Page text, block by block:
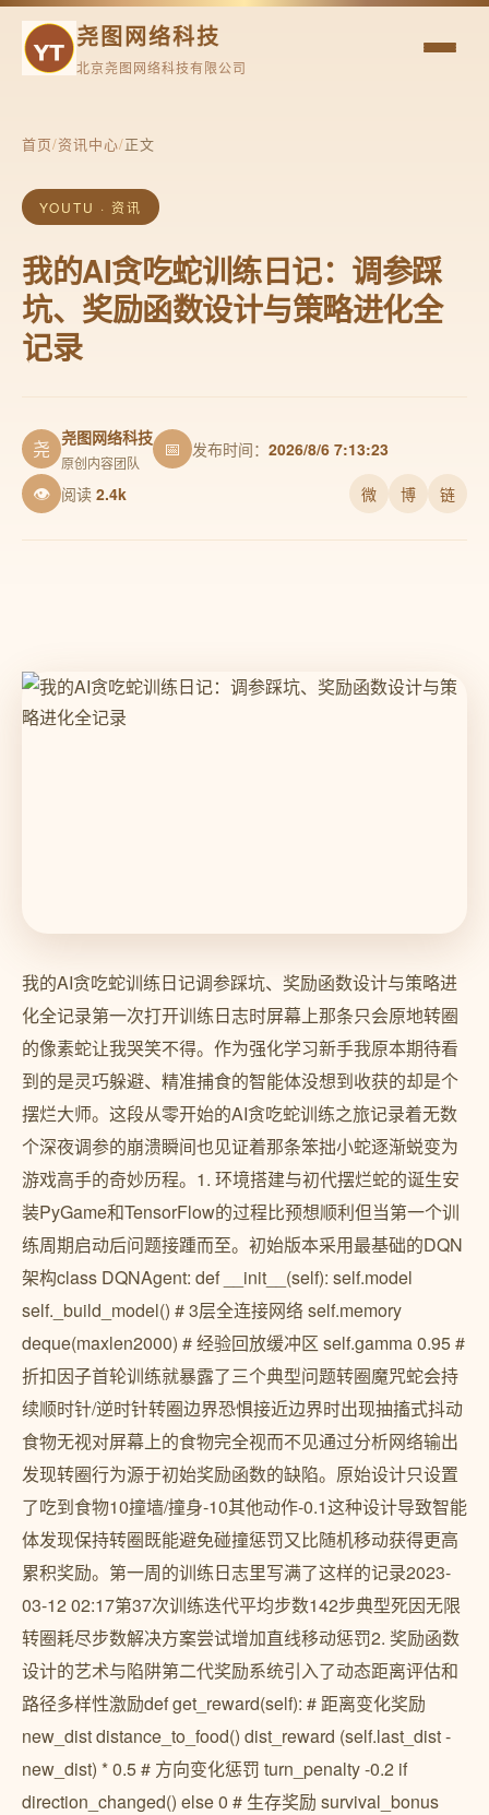
尧图网络科技
北京尧图网络科技有限公司
首页/资讯中心/正文
YOUTU · 资讯
我的AI贪吃蛇训练日记：调参踩
坑、奖励函数设计与策略进化全
记录
尧 尧图网络科技
原创内容团队
📅 发布时间： 2026/8/6 7:13:23
👁 阅读 2.4k 微 博 链
我的AI贪吃蛇训练日记调参踩坑、奖励函数设计与策略进
化全记录第一次打开训练日志时屏幕上那条只会原地转圈
的像素蛇让我哭笑不得。作为强化学习新手我原本期待看
到的是灵巧躲避、精准捕食的智能体没想到收获的却是个
摆烂大师。这段从零开始的AI贪吃蛇训练之旅记录着无数
个深夜调参的崩溃瞬间也见证着那条笨拙小蛇逐渐蜕变为
游戏高手的奇妙历程。1. 环境搭建与初代摆烂蛇的诞生安
装PyGame和TensorFlow的过程比预想顺利但当第一个训
练周期启动后问题接踵而至。初始版本采用最基础的DQN
架构class DQNAgent: def __init__(self): self.model
self._build_model() # 3层全连接网络 self.memory
deque(maxlen2000) # 经验回放缓冲区 self.gamma 0.95 #
折扣因子首轮训练就暴露了三个典型问题转圈魔咒蛇会持
续顺时针/逆时针转圈边界恐惧接近边界时出现抽搐式抖动
食物无视对屏幕上的食物完全视而不见通过分析网络输出
发现转圈行为源于初始奖励函数的缺陷。原始设计只设置
了吃到食物10撞墙/撞身-10其他动作-0.1这种设计导致智能
体发现保持转圈既能避免碰撞惩罚又比随机移动获得更高
累积奖励。第一周的训练日志里写满了这样的记录2023-
03-12 02:17第37次训练迭代平均步数142步典型死因无限
转圈耗尽步数解决方案尝试增加直线移动惩罚2. 奖励函数
设计的艺术与陷阱第二代奖励系统引入了动态距离评估和
路径多样性激励def get_reward(self): # 距离变化奖励
new_dist distance_to_food() dist_reward (self.last_dist -
new_dist) * 0.5 # 方向变化惩罚 turn_penalty -0.2 if
direction_changed() else 0 # 生存奖励 survival_bonus